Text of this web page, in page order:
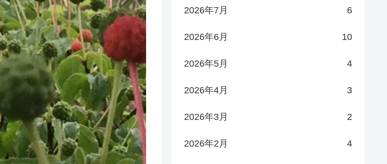
2026年7月 6
2026年6月 10
2026年5月 4
2026年4月 3
2026年3月 2
2026年2月 4